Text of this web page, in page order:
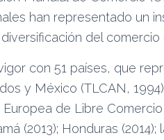
han representado un
del comercio
con 51 países, que
y México (TLCAN,
de Libre
(2013); Honduras